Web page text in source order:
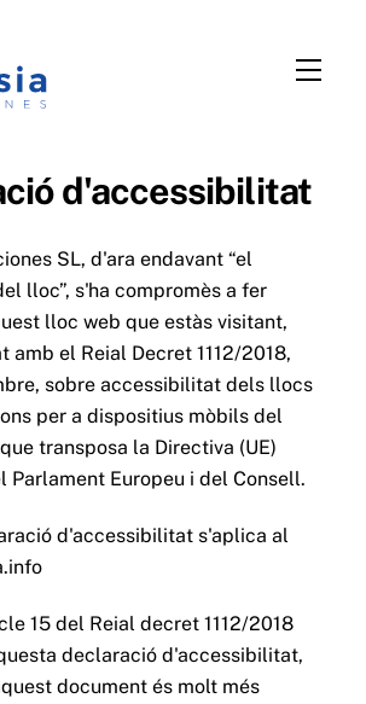
d'accessibilitat
SL, d'ara endavant “el
lloc”, s'ha compromès a fer
lloc web que estàs visitant,
amb el Reial Decret 1112/2018,
sobre accessibilitat dels llocs
per a dispositius mòbils del
transposa la Directiva (UE)
Parlament Europeu i del Consell.
d'accessibilitat s'aplica al
15 del Reial decret 1112/2018
declaració d'accessibilitat,
document és molt més